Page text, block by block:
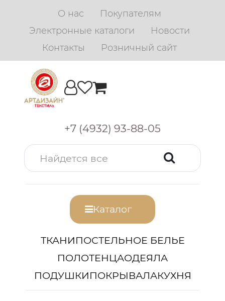
О нас
Покупателям
Электронные каталоги
Новости
Контакты
Розничный сайт
+7 (4932) 93-88-05
Каталог
ТКАНИПОСТЕЛЬНОЕ БЕЛЬЕ
ПОЛОТЕНЦАОДЕЯЛА
ПОДУШКИПОКРЫВАЛАКУХНЯ